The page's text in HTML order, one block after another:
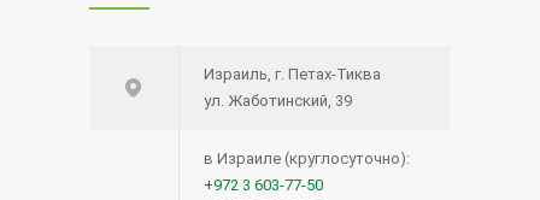
Израиль, г. Петах-Тиква
ул. Жаботинский, 39
в Израиле (круглосуточно):
+972 3 603-77-50